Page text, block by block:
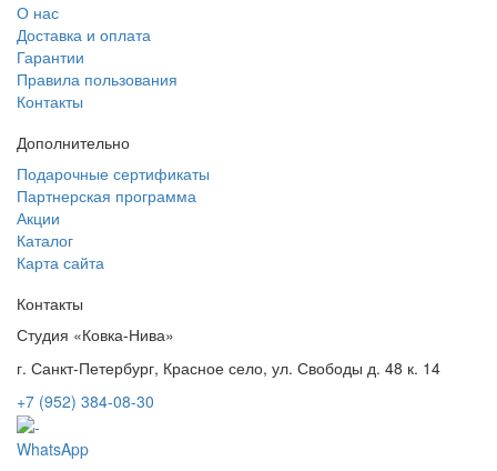
О нас
Доставка и оплата
Гарантии
Правила пользования
Контакты
Дополнительно
Подарочные сертификаты
Партнерская программа
Акции
Каталог
Карта сайта
Контакты
Студия «Ковка-Нива»
г. Санкт-Петербург, Красное село, ул. Свободы д. 48 к. 14
+7 (952) 384-08-30
WhatsApp